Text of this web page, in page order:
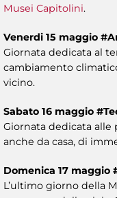
Musei Capitolini.
Venerdi 15 maggio
Giornata dedicata al
cambiamento
vicino.
Sabato 16 maggio
Giornata dedicata
anche da casa, di
Domenica 17 maggio
L’ultimo giorno della